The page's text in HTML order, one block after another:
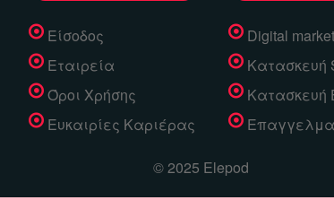
Είσοδος
Εταιρεία
Όροι Χρήσης
Ευκαιρίες Καριέρας
Digital
Κατασκευή
Κατασκευή
© 2025 Elepod